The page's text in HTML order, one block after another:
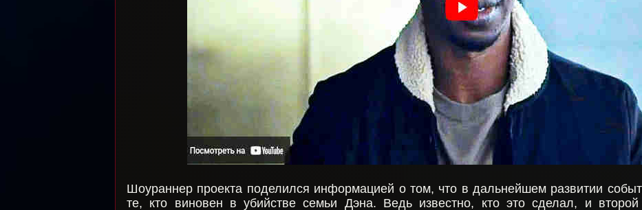
Шоураннер проекта поделился информацией о том, что в дальнейшем развитии
те, кто виновен в убийстве семьи Дэна. Ведь известно, кто это сделал, и